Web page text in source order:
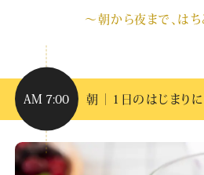
～朝から夜まで、は
AM 7:00 朝｜1日のはじまり